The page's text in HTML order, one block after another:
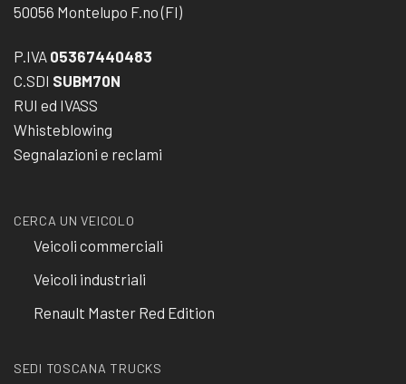
50056 Montelupo F.no (FI)
P.IVA 05367440483
C.SDI SUBM70N
RUI ed IVASS
Whisteblowing
Segnalazioni e reclami
CERCA UN VEICOLO
Veicoli commerciali
Veicoli industriali
Renault Master Red Edition
SEDI TOSCANA TRUCKS